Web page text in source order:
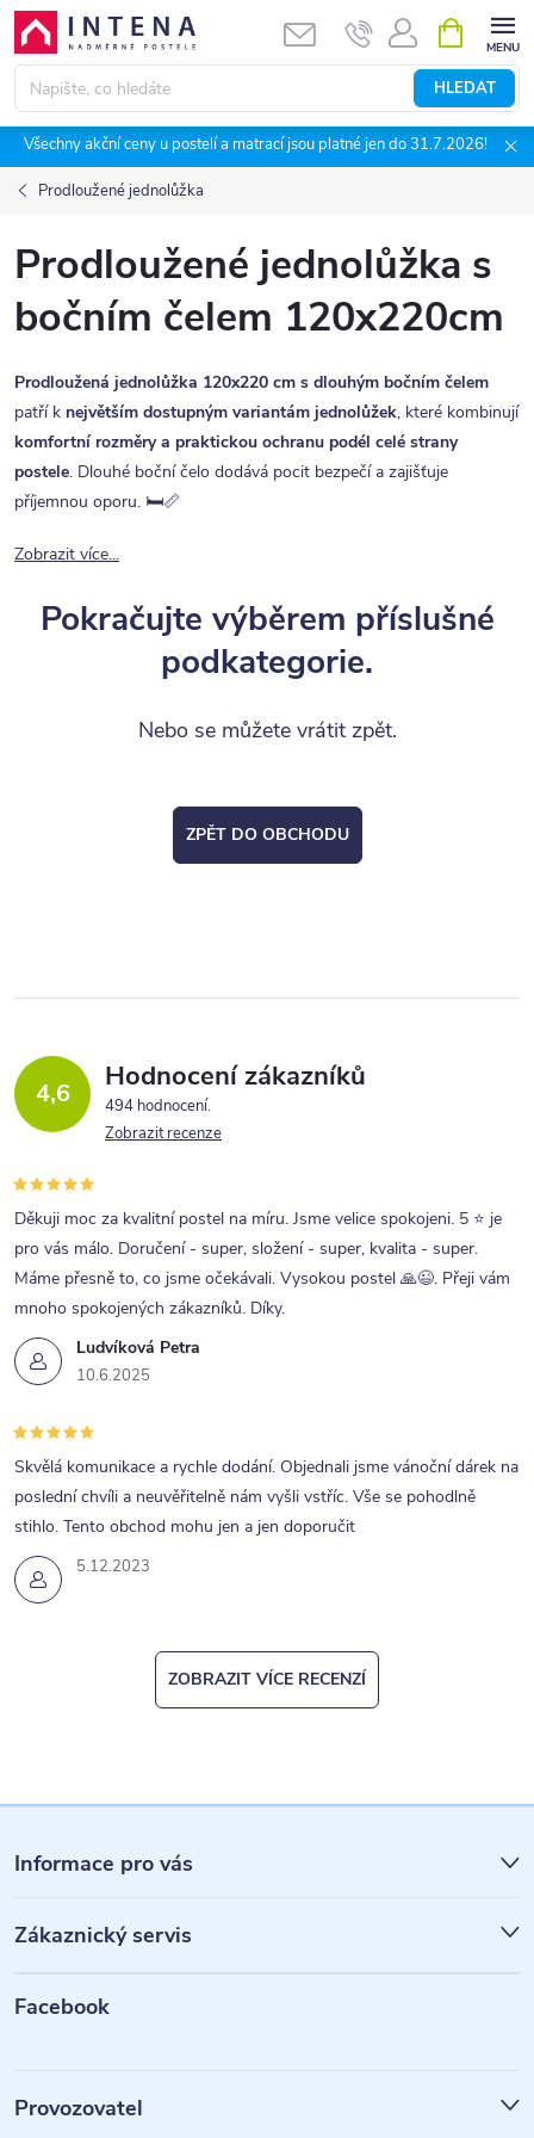
Přejít
obsah
HLEDAT
NÁKUPNÍ
KOŠÍK
Všechny akční ceny u postelí a matrací jsou platné jen do 31.7.2026!
Prodloužené jednolůžka
Prodloužené jednolůžka s
bočním čelem 120x220cm
Prodloužená jednolůžka 120x220 cm s dlouhým bočním čelem
patří k největším dostupným variantám jednolůžek, které kombinují
komfortní rozměry a praktickou ochranu podél celé strany
postele. Dlouhé boční čelo dodává pocit bezpečí a zajišťuje
příjemnou oporu. 🛏️📏
Zobrazit více...
Pokračujte výběrem příslušné
podkategorie.
Nebo se můžete vrátit zpět.
ZPĚT DO OBCHODU
4,6 Hodnocení zákazníků
494 hodnocení
Zobrazit recenze
Ludvíková Petra
10.6.2025
Děkuji moc za kvalitní postel na míru. Jsme velice spokojeni. 5 ⭐ je
pro vás málo. Doručení - super, složení - super, kvalita - super.
Máme přesně to, co jsme očekávali. Vysokou postel 🙏😉. Přeji vám
mnoho spokojených zákazníků. Díky.
5.12.2023
Skvělá komunikace a rychle dodání. Objednali jsme vánoční dárek na
poslední chvíli a neuvěřitelně nám vyšli vstříc. Vše se pohodlně
stihlo. Tento obchod mohu jen a jen doporučit
ZOBRAZIT VÍCE RECENZÍ
á
p
a
Informace pro vás
Zákaznický servis
Facebook
Provozovatel